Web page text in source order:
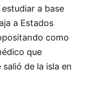
a base
a Estados
como
que
de la isla en